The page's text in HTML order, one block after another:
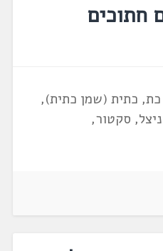
חתוכים
כת, כתית (שמן כתית),
סקטור,